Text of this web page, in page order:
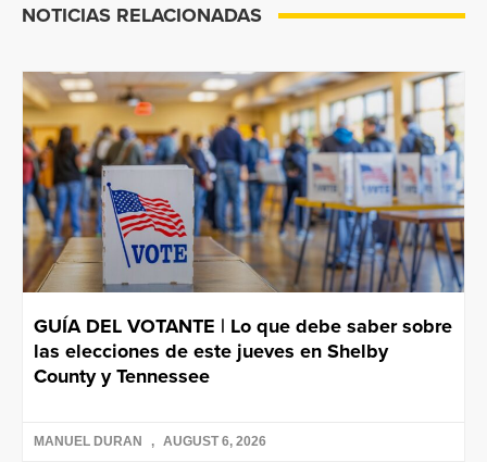
NOTICIAS RELACIONADAS
GUÍA DEL VOTANTE | Lo que debe saber sobre
las elecciones de este jueves en Shelby
County y Tennessee
MANUEL DURAN AUGUST 6, 2026